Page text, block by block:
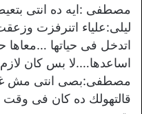
مصطفى :ايه ده انتى
ليلى:علياء اتنرفزت
اتدخل فى حياتها
اساعدها….لا بس كان
مصطفى:بصى انتى مش
قالتهولك ده كان فى